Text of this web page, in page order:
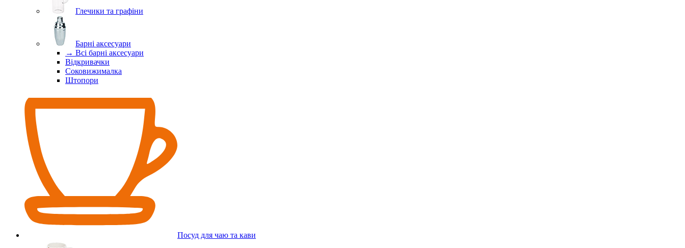
Глечики та графіни
Барні аксесуари
→ Всі барні аксесуари
Відкривачки
Соковижималка
Штопори
Посуд для чаю та кави